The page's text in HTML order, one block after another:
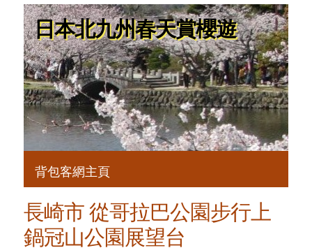
日本北九州春天賞櫻遊
背包客網主頁
長崎市 從哥拉巴公園步行上
鍋冠山公園展望台